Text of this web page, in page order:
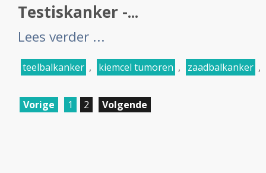
Testiskanker -...
Lees verder ...
teelbalkanker , kiemcel tumoren , zaadbalkanker ,
Vorige 1 2 Volgende